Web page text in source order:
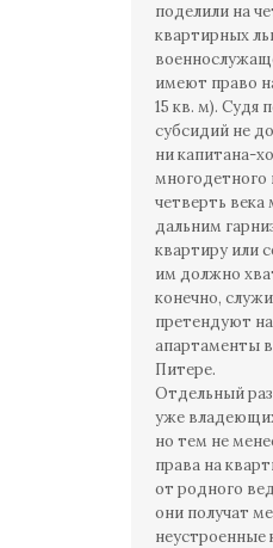
поделили на
квартирных
имеют право
15 кв. м). Судя
субсидий не
ни капитана-
многодетного
четверть века
дальним
квартиру или
им должно
конечно,
претендуют
апартаменты
Питере.
Отдельный
уже
но тем не
права на
от родного
они получат
неустроенные